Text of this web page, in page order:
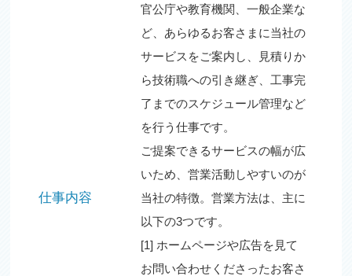
仕事内容
官公庁や教育機関、一般企業な
ど、あらゆるお客さまに当社の
サービスをご案内し、見積りか
ら技術職への引き継ぎ、工事完
了までのスケジュール管理など
を行う仕事です。
ご提案できるサービスの幅が広
いため、営業活動しやすいのが
当社の特徴。営業方法は、主に
以下の3つです。
[1] ホームページや広告を見て
お問い合わせくださったお客さ